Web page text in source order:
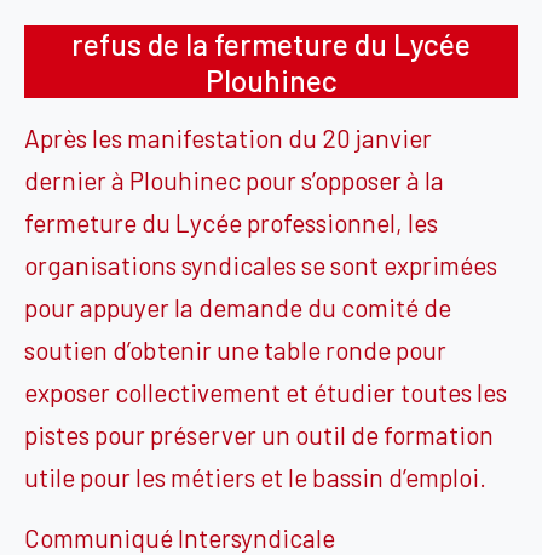
refus de la fermeture du Lycée
Plouhinec
Après les manifestation du 20 janvier
dernier à Plouhinec pour s’opposer à la
fermeture du Lycée professionnel, les
organisations syndicales se sont exprimées
pour appuyer la demande du comité de
soutien d’obtenir une table ronde pour
exposer collectivement et étudier toutes les
pistes pour préserver un outil de formation
utile pour les métiers et le bassin d’emploi.
Communiqué Intersyndicale